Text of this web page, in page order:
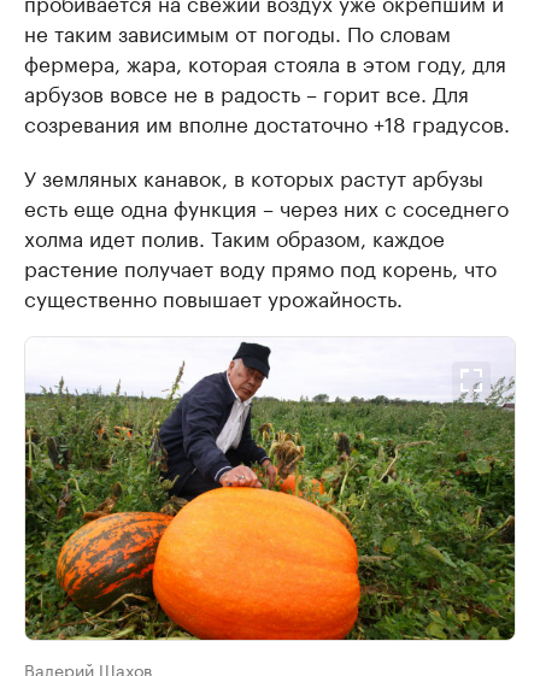
не таким зависимым от погоды. По словам
фермера, жара, которая стояла в этом году, для
арбузов вовсе не в радость – горит все. Для
созревания им вполне достаточно +18 градусов.
У земляных канавок, в которых растут арбузы
есть еще одна функция – через них с соседнего
холма идет полив. Таким образом, каждое
растение получает воду прямо под корень, что
существенно повышает урожайность.
Валерий Шахов